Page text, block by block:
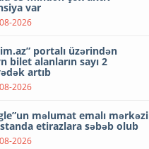
var
2026
portalı üzərindən
bilet alanların sayı 2
artıb
2026
məlumat emalı mərkəzi
etirazlara səbəb olub
2026